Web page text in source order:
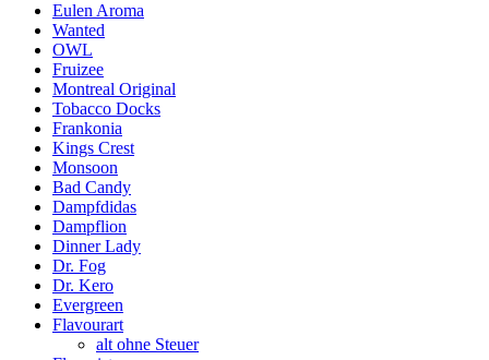
Eulen Aroma
Wanted
OWL
Fruizee
Montreal Original
Tobacco Docks
Frankonia
Kings Crest
Monsoon
Bad Candy
Dampfdidas
Dampflion
Dinner Lady
Dr. Fog
Dr. Kero
Evergreen
Flavourart
alt ohne Steuer